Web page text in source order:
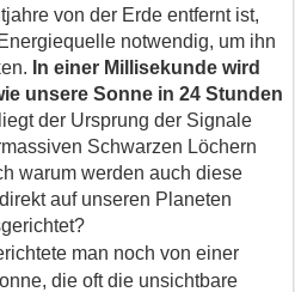
von der Erde entfernt ist,
quelle notwendig, um ihn
In einer Millisekunde wird
unsere Sonne in 24 Stunden
der Ursprung der Signale
Schwarzen Löchern
warum werden auch diese
auf unseren Planeten
man noch von einer
die oft die unsichtbare